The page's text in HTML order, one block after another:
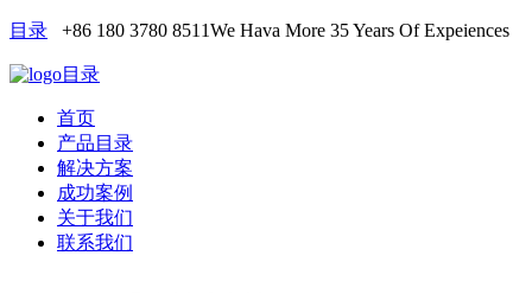
目录 +86 180 3780 8511We Hava More 35 Years Of Expeiences
目录
首页
产品目录
解决方案
成功案例
关于我们
联系我们